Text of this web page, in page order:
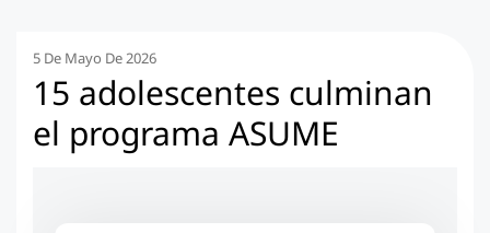
5 De Mayo De 2026
15 adolescentes culminan
el programa ASUME